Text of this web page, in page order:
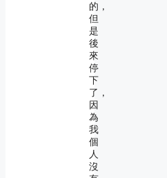
的，
但
是
後
來
停
下
了，
因
為
我
個
人
沒